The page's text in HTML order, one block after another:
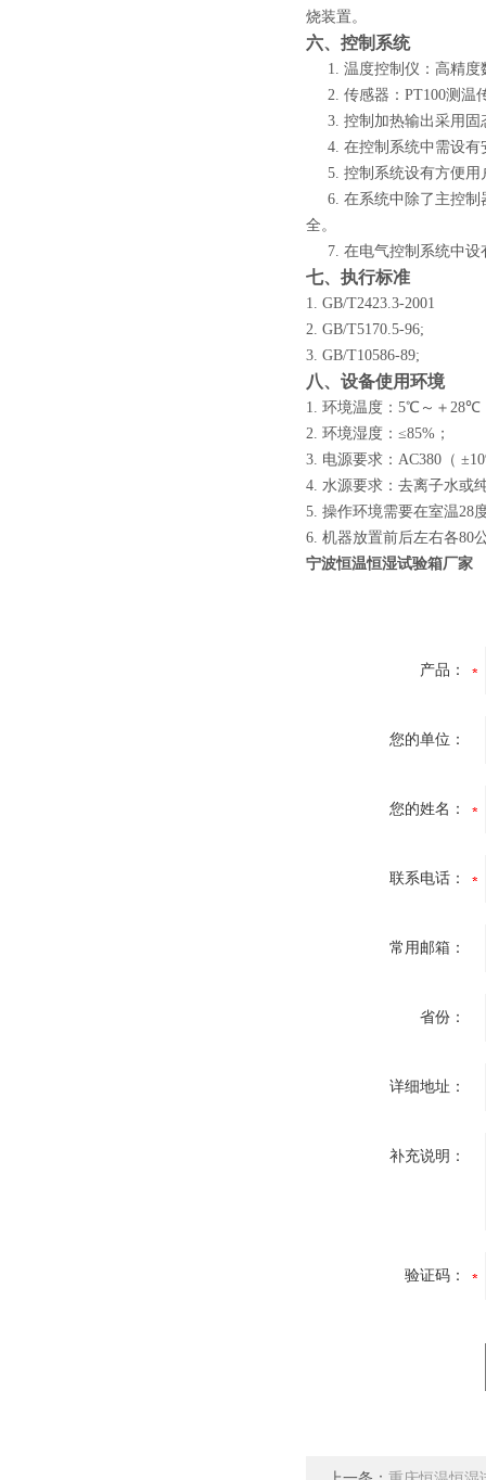
烧装置。
六、控制系统
1. 温度控制仪：高精度
2. 传感器：PT100测温
3. 控制加热输出采用
4. 在控制系统中需设
5. 控制系统设有方便
6. 在系统中除了主控
全。
7. 在电气控制系统中
七、执行标准
1. GB/T2423.3-2001
2. GB/T5170.5-96;
3. GB/T10586-89;
八、设备使用环境
1. 环境温度：5℃～＋ 28℃
2. 环境湿度：≤85% ；
3. 电源要求：AC380（ ±
4. 水源要求：去离子水或
5. 操作环境需要在室温28
6. 机器放置前后左右各80
宁波恒温恒湿试验箱厂家
产品：
您的单位：
您的姓名：
联系电话：
常用邮箱：
省份：
详细地址：
补充说明：
验证码：